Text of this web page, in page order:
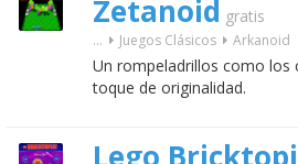
Zetanoid gratis
... Juegos Clásicos Arkanoid
Un rompeladrillos como los
toque de originalidad.